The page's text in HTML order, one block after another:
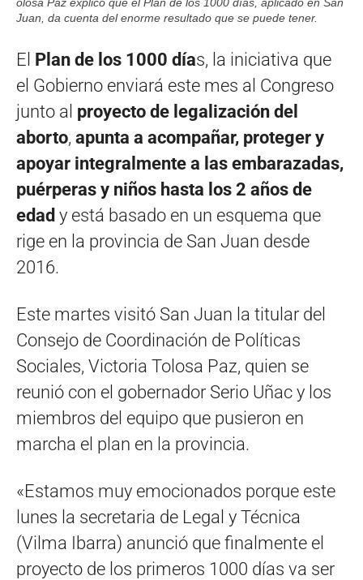
Juan, da cuenta del enorme resultado que se puede tener.
El Plan de los 1000 días, la iniciativa que
el Gobierno enviará este mes al Congreso
junto al proyecto de legalización del
aborto, apunta a acompañar, proteger y
apoyar integralmente a las embarazadas,
puérperas y niños hasta los 2 años de
edad y está basado en un esquema que
rige en la provincia de San Juan desde
2016.
Este martes visitó San Juan la titular del
Consejo de Coordinación de Políticas
Sociales, Victoria Tolosa Paz, quien se
reunió con el gobernador Serio Uñac y los
miembros del equipo que pusieron en
marcha el plan en la provincia.
«Estamos muy emocionados porque este
lunes la secretaria de Legal y Técnica
(Vilma Ibarra) anunció que finalmente el
proyecto de los primeros 1000 días va ser